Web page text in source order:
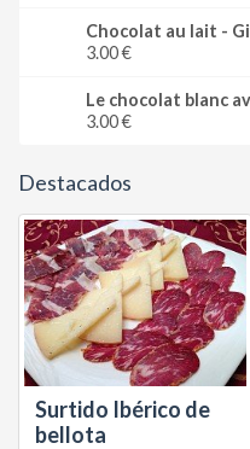
Chocolat au lait -
3.00 €
Le chocolat blanc
3.00 €
Destacados
Surtido Ibérico de
bellota